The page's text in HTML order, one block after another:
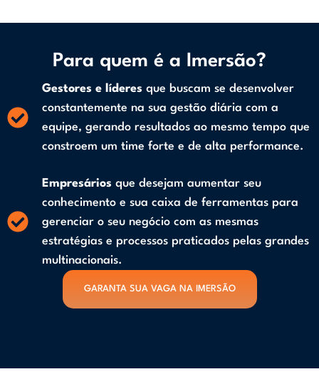
Para quem é a Imersão?
Gestores e líderes que buscam se desenvolver
constantemente na sua gestão diária com a
equipe, gerando resultados ao mesmo tempo que
constroem um time forte e de alta performance.
Empresários que desejam aumentar seu
conhecimento e sua caixa de ferramentas para
gerenciar o seu negócio com as mesmas
estratégias e processos praticados pelas grandes
multinacionais.
GARANTA SUA VAGA NA IMERSÃO